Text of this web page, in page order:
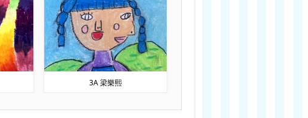
3A 梁樂熙